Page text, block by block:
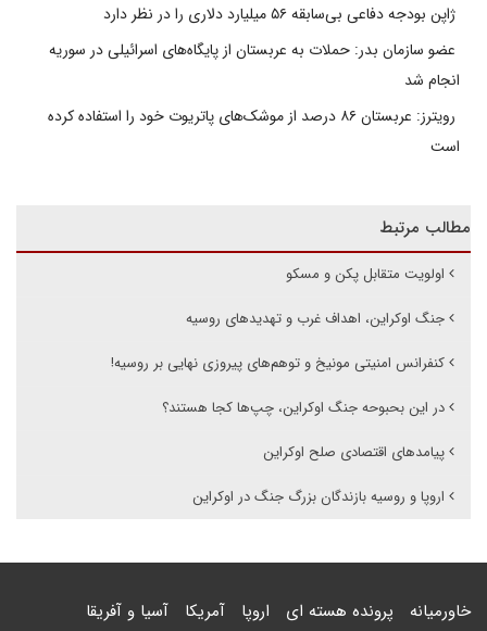
ژاپن بودجه دفاعی بی‌سابقه ۵۶ میلیارد دلاری را در نظر دارد
عضو سازمان بدر: حملات به عربستان از پایگاه‌های اسرائیلی در سوریه
انجام شد
رویترز: عربستان ۸۶ درصد از موشک‌های پاتریوت خود را استفاده کرده
است
مطالب مرتبط
اولویت متقابل پکن و مسکو
جنگ اوکراین، اهداف غرب و تهدیدهای روسیه
کنفرانس امنیتی مونیخ و توهم‌های پیروزی نهایی بر روسیه!
در این بحبوحه جنگ اوکراین، چپ‌ها کجا هستند؟
پیامدهای اقتصادی صلح اوکراین
اروپا و روسیه بازندگان بزرگ جنگ در اوکراین
خاورمیانه پرونده هسته ای اروپا آمریکا آسیا و آفریقا